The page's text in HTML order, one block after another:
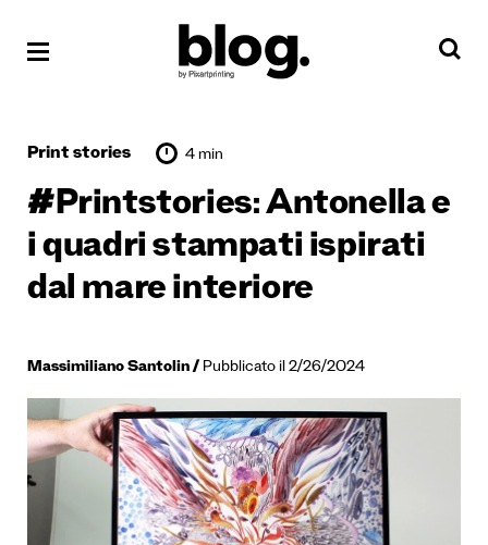
Print stories 4 min
#Printstories: Antonella e
i quadri stampati ispirati
dal mare interiore
Massimiliano Santolin Pubblicato il 2/26/2024